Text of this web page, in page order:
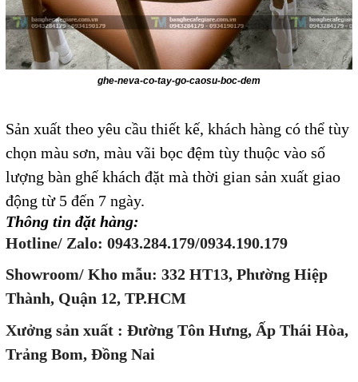
ghe-neva-co-tay-go-caosu-boc-dem
Sản xuất theo yêu cầu thiết kế, khách hàng có thể tùy
chọn màu sơn, màu vãi bọc đệm tùy thuộc vào số
lượng bàn ghế khách đặt mà thời gian sản xuất giao
động từ 5 đến 7 ngày.
Thông tin đặt hàng:
Hotline/ Zalo: 0943.284.179/0934.190.179
Showroom/ Kho mẫu: 332 HT13, Phường Hiệp
Thành, Quận 12, TP.HCM
Xưởng sản xuất : Đường Tôn Hưng, Ấp Thái Hòa,
Trảng Bom, Đồng Nai